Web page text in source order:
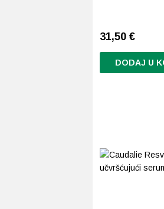
31,50 €
DODAJ U